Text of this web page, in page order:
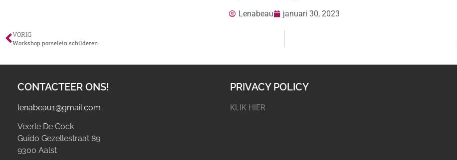
Lenabeau januari 30, 2023
VORIG
Workshop porselein schilderen
CONTACTEER ONS!
lenabeau1@gmail.com
Veerle De Cock
Guido Gezellestraat 89
9300 Aalst
PRIVACY POLICY
KLIK HIER